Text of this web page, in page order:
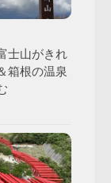
士山がきれ
箱根の温泉